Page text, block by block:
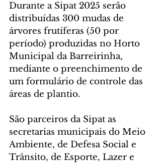
Durante a Sipat 2025 serão
distribuídas 300 mudas de
árvores frutíferas (50 por
período) produzidas no Horto
Municipal da Barreirinha,
mediante o preenchimento de
um formulário de controle das
áreas de plantio.
São parceiros da Sipat as
secretarias municipais do Meio
Ambiente, de Defesa Social e
Trânsito, de Esporte, Lazer e